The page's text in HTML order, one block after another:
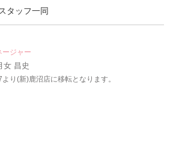
タッフ一同
ージャー
女 昌史
より(新)鹿沼店に移転となります。